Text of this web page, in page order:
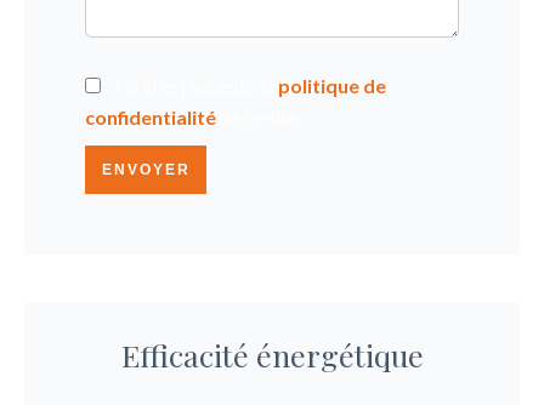
politique de
confidentialité
ENVOYER
Efficacité énergétique